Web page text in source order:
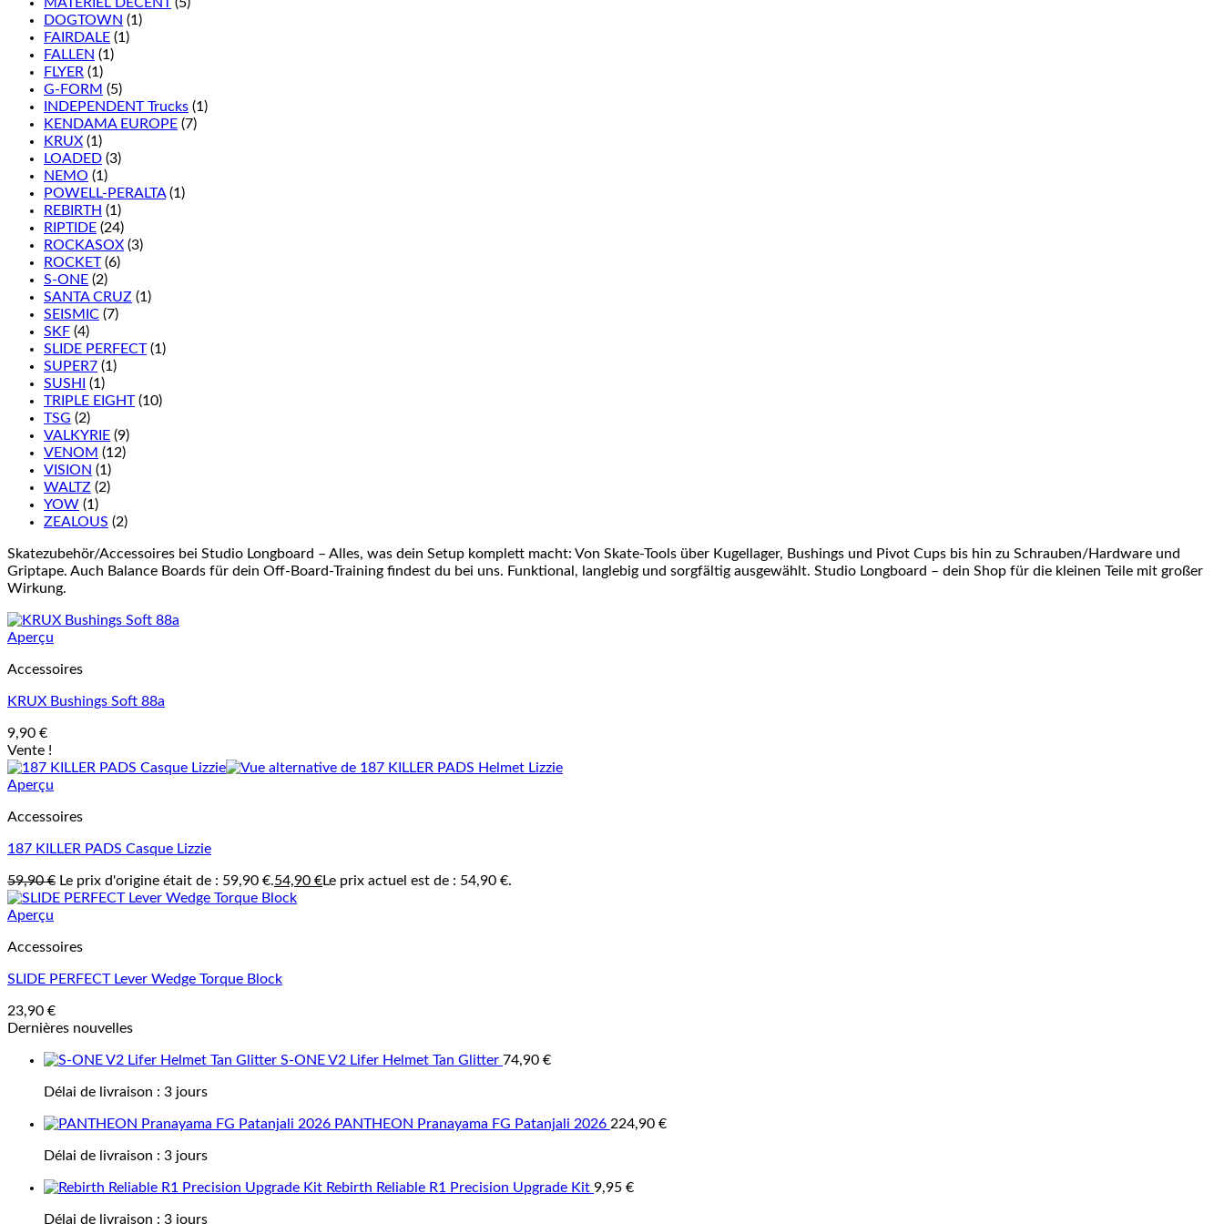
DOGTOWN (1)
FAIRDALE (1)
FALLEN (1)
FLYER (1)
G-FORM (5)
INDEPENDENT Trucks (1)
KENDAMA EUROPE (7)
KRUX (1)
LOADED (3)
NEMO (1)
POWELL-PERALTA (1)
REBIRTH (1)
RIPTIDE (24)
ROCKASOX (3)
ROCKET (6)
S-ONE (2)
SANTA CRUZ (1)
SEISMIC (7)
SKF (4)
SLIDE PERFECT (1)
SUPER7 (1)
SUSHI
(1)
TRIPLE EIGHT (10)
TSG (2)
VALKYRIE (9)
VENOM (12)
VISION (1)
WALTZ (2)
YOW (1)
ZEALOUS (2)
Skatezubehör/Accessoires bei Studio Longboard – Alles, was dein Setup komplett macht: Von Skate-Tools über Kugellager, Bushings und Pivot Cups bis hin zu Schrauben/Hardware und
Griptape. Auch Balance Boards für dein Off-Board-Training findest du bei uns. Funktional, langlebig und sorgfältig ausgewählt. Studio Longboard – dein Shop für die kleinen Teile mit großer
Wirkung.
Aperçu
Accessoires
KRUX Bushings Soft 88a
9,90 €
Vente !
Aperçu
Accessoires
187 KILLER PADS Casque Lizzie
59,90€ Le prix d'origine était de : 59,90 €.54,90 €Le prix actuel est de : 54,90 €.
Aperçu
Accessoires
SLIDE PERFECT Lever Wedge Torque Block
23,90 €
Dernières nouvelles
S-ONE V2 Lifer Helmet Tan Glitter 74,90 €
Délai de livraison : 3 jours
PANTHEON Pranayama FG Patanjali 2026 224,90 €
Délai de livraison : 3 jours
Rebirth Reliable R1 Precision Upgrade Kit 9,95 €
Délai de livraison : 3 jours